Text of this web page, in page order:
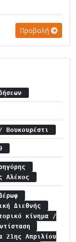
Προβολή
Βουκουρέστι
Αλέκος
Διεθνής
κίνημα /
21ης Απριλίου